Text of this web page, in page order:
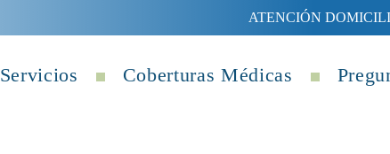
ATENCIÓN
Servicios Coberturas Médicas